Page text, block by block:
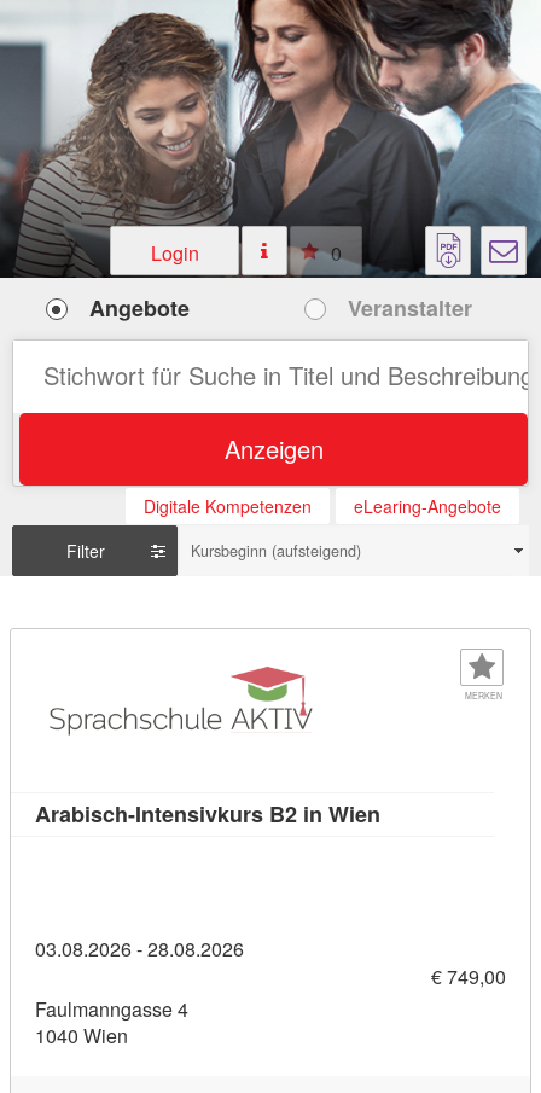
Login 0
Angebote Veranstalter
Anzeigen
Digitale Kompetenzen
eLearing-Angebote
Filter
Kursbeginn (aufsteigend)
MERKEN
Arabisch-Intensivkurs B2 in Wien
03.08.2026 - 28.08.2026
€ 749,00
Faulmanngasse 4
1040 Wien